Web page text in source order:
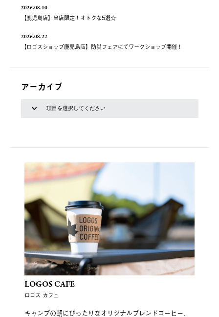
2026.08.10
【鹿児島店】当店限定！オトクな5選☆
2026.08.22
【ロゴスショップ鹿児島店】防災フェアにてワークショップ開催！
アーカイブ
LOGOS CAFE
ロゴス カフェ
キャンプの朝にぴったりなオリジナルブレンドコーヒー、